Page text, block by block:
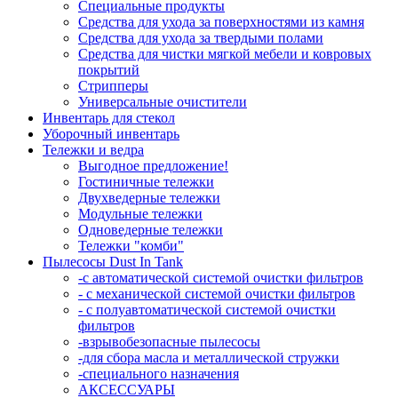
Специальные продукты
Средства для ухода за поверхностями из камня
Средства для ухода за твердыми полами
Средства для чистки мягкой мебели и ковровых
покрытий
Стрипперы
Универсальные очистители
Инвентарь для стекол
Уборочный инвентарь
Тележки и ведра
Выгодное предложение!
Гостиничные тележки
Двухведерные тележки
Модульные тележки
Одноведерные тележки
Тележки "комби"
Пылесосы Dust In Tank
-с автоматической системой очистки фильтров
- с механической системой очистки фильтров
- с полуавтоматической системой очистки
фильтров
-взрывобезопасные пылесосы
-для сбора масла и металлической стружки
-специального назначения
АКСЕССУАРЫ